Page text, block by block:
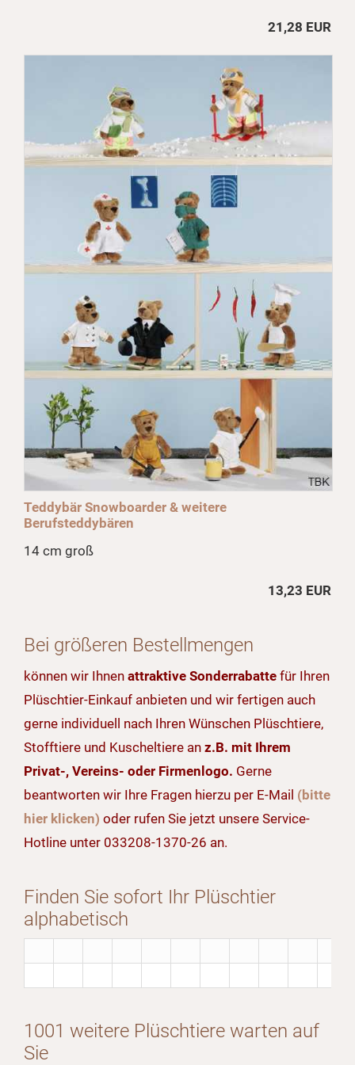
21,28 EUR
Teddybär Snowboarder & weitere
Berufsteddybären
14 cm groß
13,23 EUR
Bei größeren Bestellmengen
können wir Ihnen attraktive Sonderrabatte für Ihren
Plüschtier-Einkauf anbieten und wir fertigen auch
gerne individuell nach Ihren Wünschen Plüschtiere,
Stofftiere und Kuscheltiere an z.B. mit Ihrem
Privat-, Vereins- oder Firmenlogo. Gerne
beantworten wir Ihre Fragen hierzu per E-Mail (bitte
hier klicken) oder rufen Sie jetzt unsere Service-
Hotline unter 033208-1370-26 an.
Finden Sie sofort Ihr Plüschtier
alphabetisch
1001 weitere Plüschtiere warten auf
Sie